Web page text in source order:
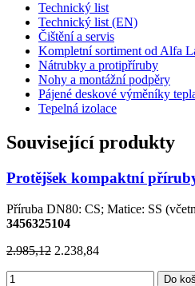
Technický list
Technický list (EN)
Čištění a servis
Kompletní sortiment od Alfa
Nátrubky a protipříruby
Nohy a montážní podpěry
Pájené deskové výměníky
Tepelná izolace
Související produkty
Protějšek kompaktní
Příruba DN80: CS; Matice: SS
3456325104
2.985,12 2.238,84
Do